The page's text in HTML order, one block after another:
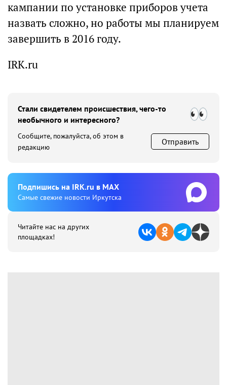
кампании по установке приборов учета
назвать сложно, но работы мы планируем
завершить в 2016 году.
IRK.ru
Стали свидетелем происшествия, чего-то
необычного и интересного?
Сообщите, пожалуйста, об этом в
редакцию
Отправить
Подпишиcь на IRK.ru в MAX
Cамые свежие новости Иркутска
Читайте нас на других
площадках!